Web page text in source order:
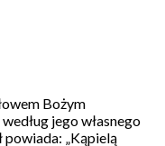
Bożym
jego własnego
powiada: „Kąpielą